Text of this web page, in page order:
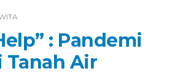
: Pandemi
Tanah Air